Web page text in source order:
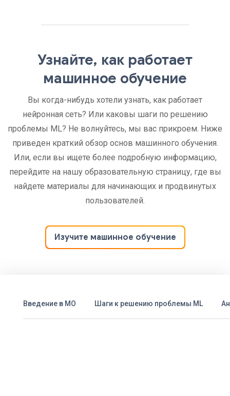
Узнайте, как работает
машинное обучение
Вы когда-нибудь хотели узнать, как работает
нейронная сеть? Или каковы шаги по решению
проблемы ML? Не волнуйтесь, мы вас прикроем. Ниже
приведен краткий обзор основ машинного обучения.
Или, если вы ищете более подробную информацию,
перейдите на нашу образовательную страницу, где вы
найдете материалы для начинающих и продвинутых
пользователей.
Изучите машинное обучение
Введение в МО Шаги к решению проблемы ML